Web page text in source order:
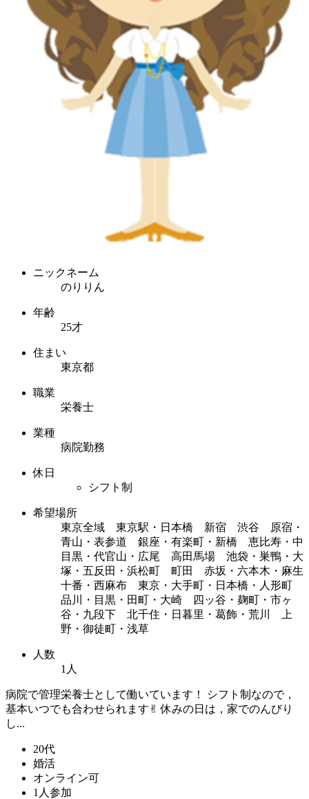
ニックネーム
のりりん
年齢
25才
住まい
東京都
職業
栄養士
業種
病院勤務
休日
シフト制
希望場所
東京全域 東京駅・日本橋 新宿 渋谷 原宿・
青山・表参道 銀座・有楽町・新橋 恵比寿・中
目黒・代官山・広尾 高田馬場 池袋・巣鴨・大
塚・五反田・浜松町 町田 赤坂・六本木・麻生
十番・西麻布 東京・大手町・日本橋・人形町
品川・目黒・田町・大崎 四ッ谷・麹町・市ヶ
谷・九段下 北千住・日暮里・葛飾・荒川 上
野・御徒町・浅草
人数
1人
病院で管理栄養士として働いています！ シフト制なので，
基本いつでも合わせられます✌︎ 休みの日は，家でのんびり
し...
20代
婚活
オンライン可
1人参加